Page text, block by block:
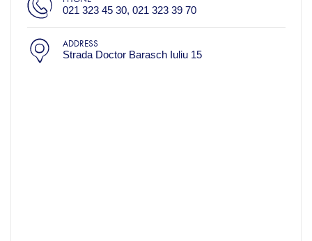
021 323 45 30, 021 323 39 70
ADDRESS
Strada Doctor Barasch Iuliu 15